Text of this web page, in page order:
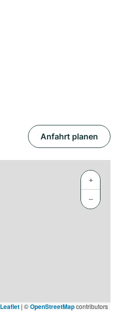
Anfahrt planen
+
−
Leaflet | ©OpenStreetMapcontributors